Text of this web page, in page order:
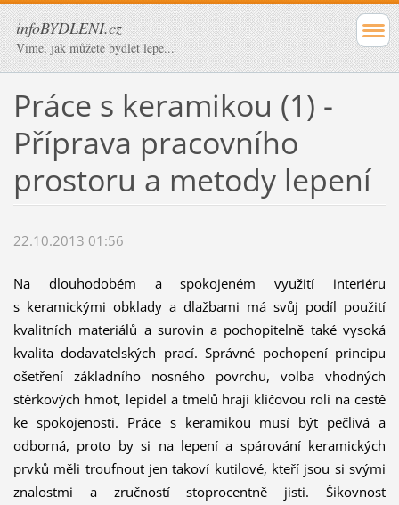
infoBYDLENI.cz
Víme, jak můžete bydlet lépe...
Práce s keramikou (1) -
Příprava pracovního
prostoru a metody lepení
22.10.2013 01:56
Na dlouhodobém a spokojeném využití interiéru
s keramickými obklady a dlažbami má svůj podíl použití
kvalitních materiálů a surovin a pochopitelně také vysoká
kvalita dodavatelských prací. Správné pochopení principu
ošetření základního nosného povrchu, volba vhodných
stěrkových hmot, lepidel a tmelů hrají klíčovou roli na cestě
ke spokojenosti. Práce s keramikou musí být pečlivá a
odborná, proto by si na lepení a spárování keramických
prvků měli troufnout jen takoví kutilové, kteří jsou si svými
znalostmi a zručností stoprocentně jisti. Šikovnost